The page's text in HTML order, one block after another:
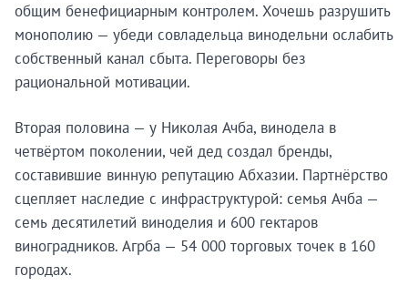
общим бенефициарным контролем. Хочешь разрушить
монополию — убеди совладельца винодельни ослабить
собственный канал сбыта. Переговоры без
рациональной мотивации.
Вторая половина — у Николая Ачба, винодела в
четвёртом поколении, чей дед создал бренды,
составившие винную репутацию Абхазии. Партнёрство
сцепляет наследие с инфраструктурой: семья Ачба —
семь десятилетий виноделия и 600 гектаров
виноградников. Агрба — 54 000 торговых точек в 160
городах.